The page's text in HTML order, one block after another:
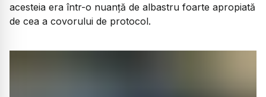
acesteia era într-o nuanță de albastru foarte apropiată
de cea a covorului de protocol.